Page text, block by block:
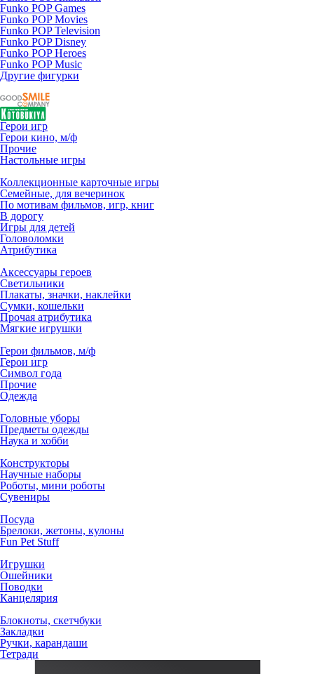
Funko POP Games
Funko POP Movies
Funko POP Television
Funko POP Disney
Funko POP Heroes
Funko POP Music
Другие фигурки
Герои игр
Герои кино, м/ф
Прочие
Настольные игры
Коллекционные карточные игры
Семейные, для вечеринок
По мотивам фильмов, игр, книг
В дорогу
Игры для детей
Головоломки
Атрибутика
Аксессуары героев
Светильники
Плакаты, значки, наклейки
Сумки, кошельки
Прочая атрибутика
Мягкие игрушки
Герои фильмов, м/ф
Герои игр
Символ года
Прочие
Одежда
Головные уборы
Предметы одежды
Наука и хобби
Конструкторы
Научные наборы
Роботы, мини роботы
Сувениры
Посуда
Брелоки, жетоны, кулоны
Fun Pet Stuff
Игрушки
Ошейники
Поводки
Канцелярия
Блокноты, скетчбуки
Закладки
Ручки, карандаши
Тетради